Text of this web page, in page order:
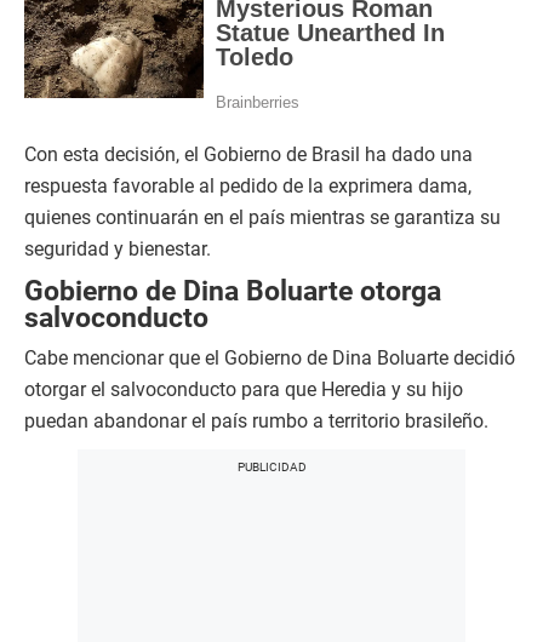
Con esta decisión, el Gobierno de Brasil ha dado una
respuesta favorable al pedido de la exprimera dama,
quienes continuarán en el país mientras se garantiza su
seguridad y bienestar.
Gobierno de Dina Boluarte otorga
salvoconducto
Cabe mencionar que el Gobierno de Dina Boluarte decidió
otorgar el salvoconducto para que Heredia y su hijo
puedan abandonar el país rumbo a territorio brasileño.